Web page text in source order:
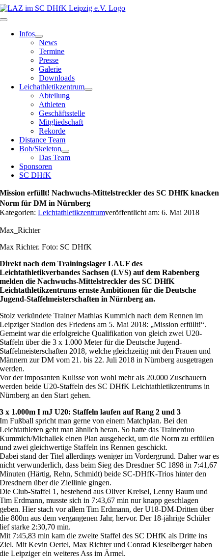
Zum
Inhalt
Toggle
Navigation
Infos
News
Termine
Presse
Galerie
Downloads
Leichathletikzentrum
Abteilung
Athleten
Geschäftsstelle
Mitgliedschaft
Rekorde
Distance Team
Bob/Skeleton
Das Team
Sponsoren
SC DHfK
Mission erfüllt! Nachwuchs-Mittelstreckler des SC DHfK knacken
Norm für DM in Nürnberg
Kategorien:Leichtathletikzentrumveröffentlicht am: 6. Mai 2018
Max_Richter
Max Richter. Foto: SC DHfK
Direkt nach dem Trainingslager LAUF des
Leichtathletikverbandes Sachsen (LVS) auf dem Rabenberg
melden die Nachwuchs-Mittelstreckler des SC DHfK
Leichtathletikzentrums ernste Ambitionen für die Deutsche
Jugend-Staffelmeisterschaften in Nürnberg an.
Stolz verkündete Trainer Mathias Kummich nach dem Rennen im
Leipziger Stadion des Friedens am 5. Mai 2018: „Mission erfüllt!“.
Gemeint war die erfolgreiche Qualifikation von gleich zwei U20-
Staffeln über die 3 x 1.000 Meter für die Deutsche Jugend-
Staffelmeisterschaften 2018, welche gleichzeitig mit den Frauen und
Männern zur DM vom 21. bis 22. Juli 2018 in Nürnberg ausgetragen
werden.
Vor der imposanten Kulisse von wohl mehr als 20.000 Zuschauern
werden beide U20-Staffeln des SC DHfK Leichtathletikzentrums in
Nürnberg an den Start gehen.
3 x 1.000m I mJ U20: Staffeln laufen auf Rang 2 und 3
Im Fußball spricht man gerne von einem Matchplan. Bei den
Leichtathleten geht man ähnlich heran. So hatte das Trainerduo
Kummich/Michallek einen Plan ausgeheckt, um die Norm zu erfüllen
und zwei gleichwertige Staffeln ins Rennen geschickt.
Dabei stand der Titel allerdings weniger im Vordergrund. Daher war es
nicht verwunderlich, dass beim Sieg des Dresdner SC 1898 in 7:41,67
Minuten (Härtig, Rehn, Schmidt) beide SC-DHfK-Trios hinter den
Dresdnern über die Ziellinie gingen.
Die Club-Staffel 1, bestehend aus Oliver Kreisel, Lenny Baum und
Tim Erdmann, musste sich in 7:43,67 min nur knapp geschlagen
geben. Hier stach vor allem Tim Erdmann, der U18-DM-Dritten über
die 800m aus dem vergangenen Jahr, hervor. Der 18-jährige Schüler
lief starke 2:30,70 min.
Mit 7:45,83 min kam die zweite Staffel des SC DHfK als Dritte ins
Ziel. Mit Kevin Oertel, Max Richter und Conrad Kieselberger haben
die Leipziger ein weiteres Ass im Ärmel.